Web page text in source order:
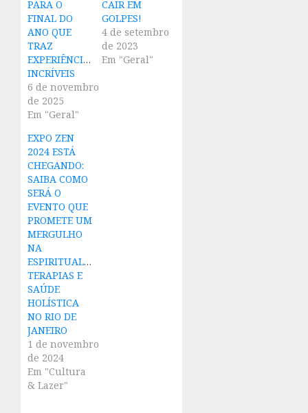
PARA O
FINAL DO
ANO QUE
TRAZ
EXPERIÊNCIAS
INCRÍVEIS
6 de novembro
de 2025
Em "Geral"
CAIR EM
GOLPES!
4 de setembro
de 2023
Em "Geral"
EXPO ZEN
2024 ESTÁ
CHEGANDO:
SAIBA COMO
SERÁ O
EVENTO QUE
PROMETE UM
MERGULHO
NA
ESPIRITUALIDADE,
TERAPIAS E
SAÚDE
HOLÍSTICA
NO RIO DE
JANEIRO
1 de novembro
de 2024
Em "Cultura
& Lazer"